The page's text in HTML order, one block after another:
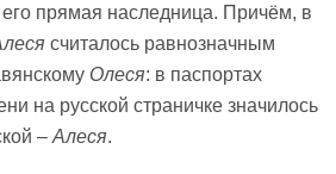
его прямая наследница. Причём, в
считалось равнозначным
Олеся: в паспортах
на русской страничке значилось
– Алеся.